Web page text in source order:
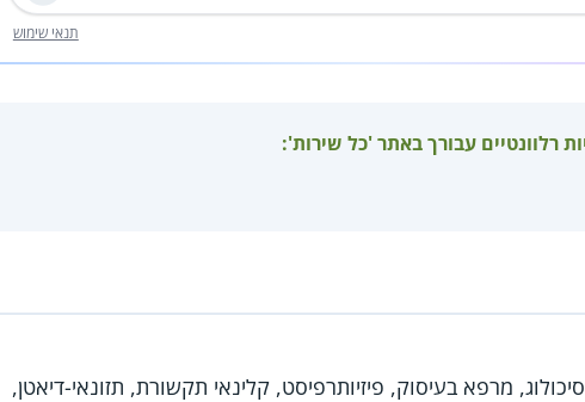
תנאי שימוש
רלוונטיים עבורך באתר 'כל שירות':
מרפא בעיסוק, פיזיותרפיסט, קלינאי תקשורת, תזונאי-דיאטן,